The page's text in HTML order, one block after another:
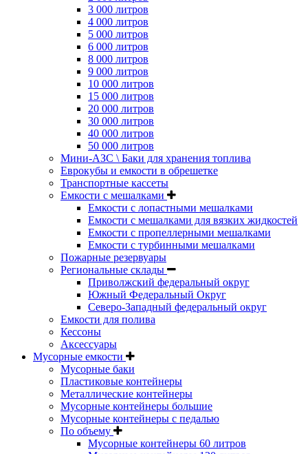
3 000 литров
4 000 литров
5 000 литров
6 000 литров
8 000 литров
9 000 литров
10 000 литров
15 000 литров
20 000 литров
30 000 литров
40 000 литров
50 000 литров
Мини-АЗС \ Баки для хранения топлива
Еврокубы и емкости в обрешетке
Транспортные кассеты
Емкости с мешалками
Емкости с лопастными мешалками
Емкости с мешалками для вязких жидкостей
Емкости с пропеллерными мешалками
Емкости с турбинными мешалками
Пожарные резервуары
Региональные склады
Приволжский федеральный округ
Южный Федеральный Округ
Северо-Западный федеральный округ
Емкости для полива
Кессоны
Аксессуары
Мусорные емкости
Мусорные баки
Пластиковые контейнеры
Металлические контейнеры
Мусорные контейнеры большие
Мусорные контейнеры с педалью
По объему
Мусорные контейнеры 60 литров